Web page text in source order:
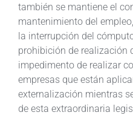
también se mantiene el
mantenimiento del
la interrupción del
prohibición de realización
impedimento de realizar
empresas que están
externalización mientras
de esta extraordinaria